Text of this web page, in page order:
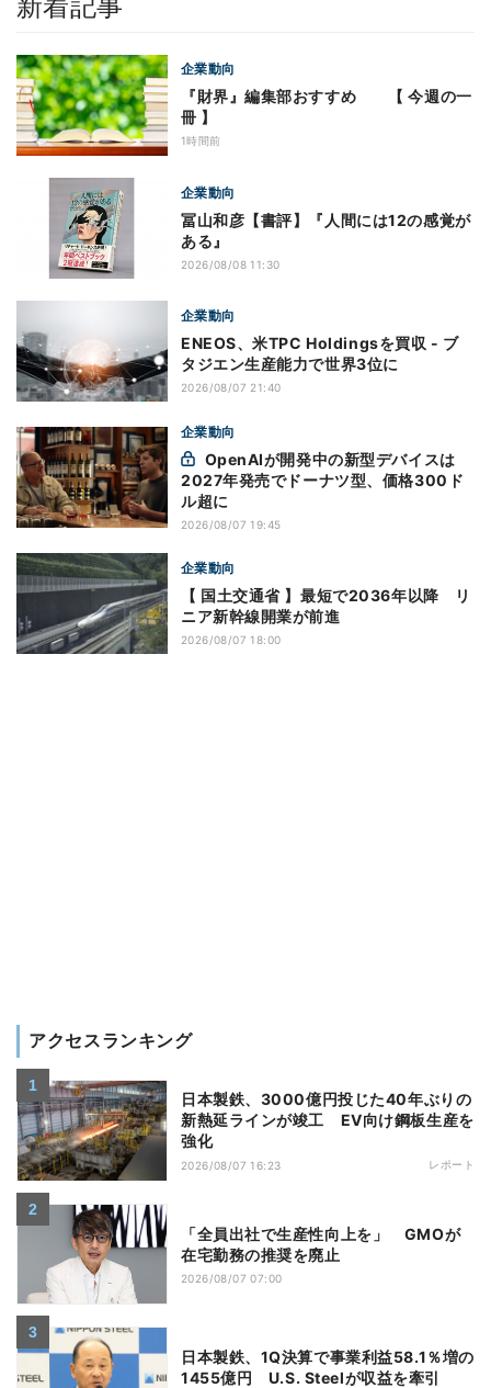
企業動向
『財界』編集部おすすめ 【 今週の一
冊 】
1時間前
企業動向
冨山和彦【書評】『人間には12の感覚が
ある』
2026/08/08 11:30
企業動向
ENEOS、米TPC Holdingsを買収 - ブ
タジエン生産能力で世界3位に
2026/08/07 21:40
企業動向
2027年発売でドーナツ型、価格300ド
ル超に
2026/08/07 19:45
企業動向
【 国土交通省 】最短で2036年以降 リ
ニア新幹線開業が前進
2026/08/07 18:00
アクセスランキング
日本製鉄、3000億円投じた40年ぶりの
新熱延ラインが竣工 EV向け鋼板生産を
強化
2026/08/07 16:23 レポート
「全員出社で生産性向上を」 GMOが
在宅勤務の推奨を廃止
2026/08/07 07:00
日本製鉄、1Q決算で事業利益58.1％増の
1455億円 U.S. Steelが収益を牽引